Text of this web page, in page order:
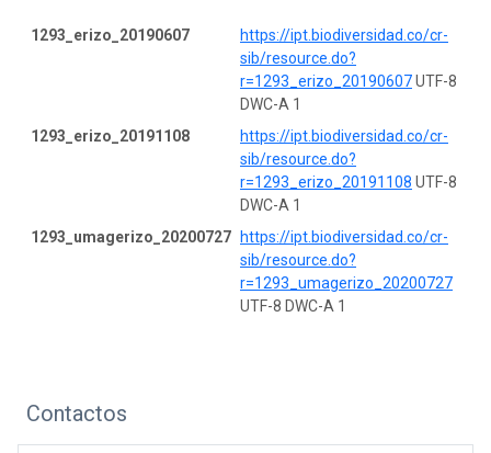
1293_erizo_20190607
https://ipt.biodiversidad.co/cr-
sib/resource.do?
r=1293_erizo_20190607UTF-8
DWC-A 1
1293_erizo_20191108
https://ipt.biodiversidad.co/cr-
sib/resource.do?
r=1293_erizo_20191108 UTF-8
DWC-A 1
1293_umagerizo_20200727
https://ipt.biodiversidad.co/cr-
sib/resource.do?
r=1293_umagerizo_20200727
UTF-8 DWC-A 1
Contactos